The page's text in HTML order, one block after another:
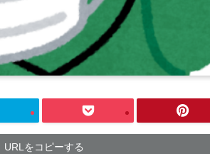
URLをコピーする